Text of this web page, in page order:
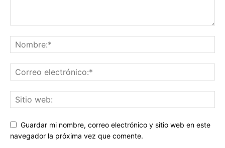
Guardar mi nombre, correo electrónico y sitio web en este
navegador la próxima vez que comente.